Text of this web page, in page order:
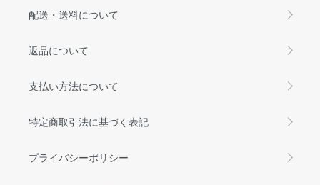
配送・送料について
返品について
支払い方法について
特定商取引法に基づく表記
プライバシーポリシー